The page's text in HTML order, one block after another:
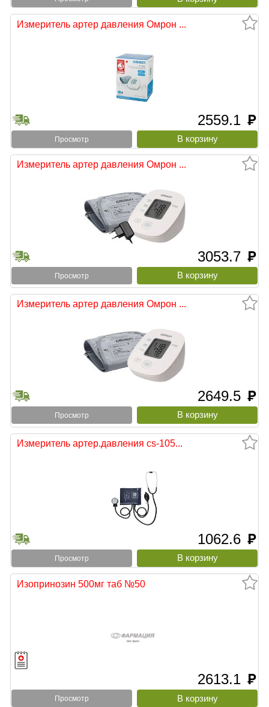
Измеритель артер давления Омрон ...
2559.1 руб
Просмотр
Измеритель артер давления Омрон ...
3053.7 руб
Просмотр
Измеритель артер давления Омрон ...
2649.5 руб
Просмотр
Измеритель артер.давления cs-105...
1062.6 руб
Просмотр
Изопринозин 500мг таб №50
2613.1 руб
Просмотр